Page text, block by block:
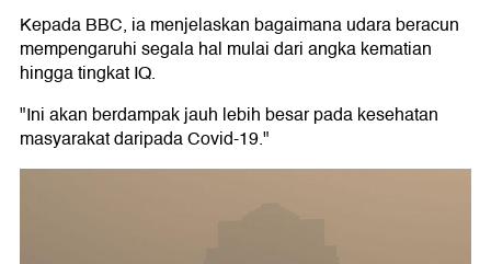
Kepada BBC, ia menjelaskan bagaimana udara beracun
mempengaruhi segala hal mulai dari angka kematian
hingga tingkat IQ.
"Ini akan berdampak jauh lebih besar pada kesehatan
masyarakat daripada Covid-19."